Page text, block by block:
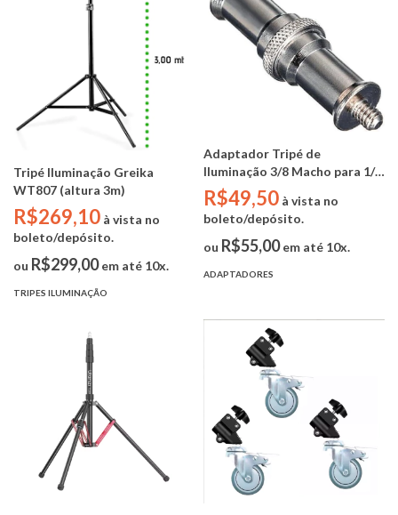
Tripé Iluminação Greika
WT807 (altura 3m)
R$269,10 à vista no
boleto/depósito.
ou R$299,00em até 10x.
TRIPES ILUMINAÇÃO
Adaptador Tripé de
Iluminação 3/8 Macho para 1/4
Macho YA434 Greika
R$49,50 à vista no
boleto/depósito.
ou R$55,00em até 10x.
ADAPTADORES